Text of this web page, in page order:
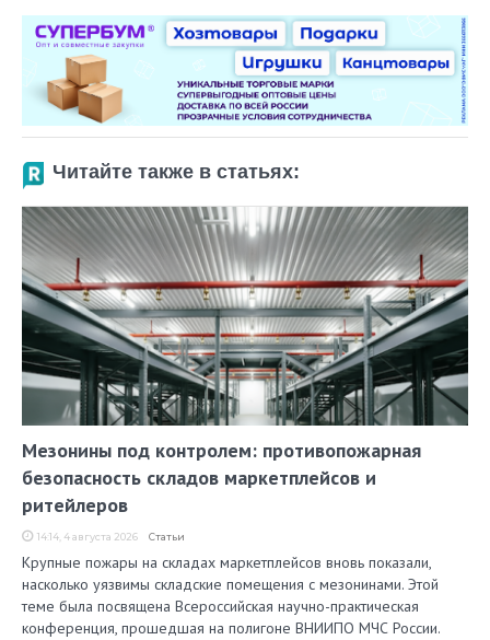
Читайте также в статьях:
Мезонины под контролем: противопожарная
безопасность складов маркетплейсов и
ритейлеров
14:14, 4 августа 2026 Статьи
Крупные пожары на складах маркетплейсов вновь показали,
насколько уязвимы складские помещения с мезонинами. Этой
теме была посвящена Всероссийская научно-практическая
конференция, прошедшая на полигоне ВНИИПО МЧС России.